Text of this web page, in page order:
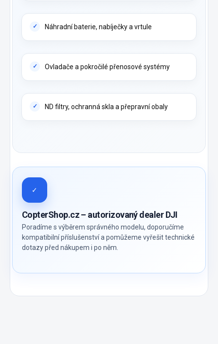
Náhradní baterie, nabíječky a vrtule
Ovladače a pokročilé přenosové systémy
ND filtry, ochranná skla a přepravní obaly
✓
CopterShop.cz – autorizovaný dealer DJI
Poradíme s výběrem správného modelu, doporučíme
kompatibilní příslušenství a pomůžeme vyřešit technické
dotazy před nákupem i po něm.